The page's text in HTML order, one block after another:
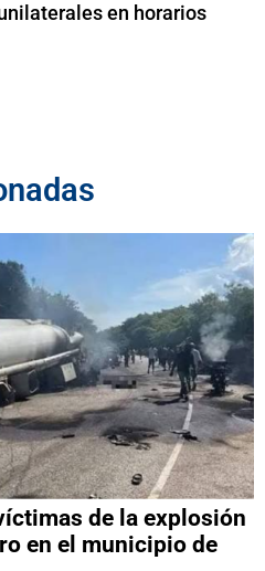
en horarios
de la explosión
en el municipio de